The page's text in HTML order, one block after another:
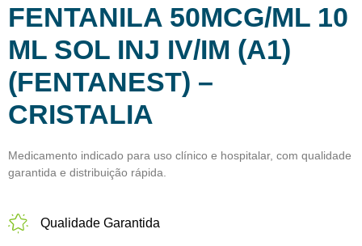
FENTANILA 50MCG/ML 10
ML SOL INJ IV/IM (A1)
(FENTANEST) –
CRISTALIA
Medicamento indicado para uso clínico e hospitalar, com qualidade
garantida e distribuição rápida.
Qualidade Garantida